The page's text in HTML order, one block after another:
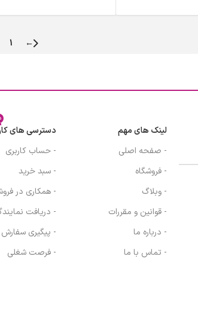
←
1
لینک های مهم
- صفحه اصلی
- فروشگاه
- وبلاگ
- قوانین و مقررات
- درباره ما
- تماس با ما
دسترسی های
- حساب کاربری
- سبد خرید
- همکاری در
- دریافت
- پیگیری سفارش
- فرصت شغلی